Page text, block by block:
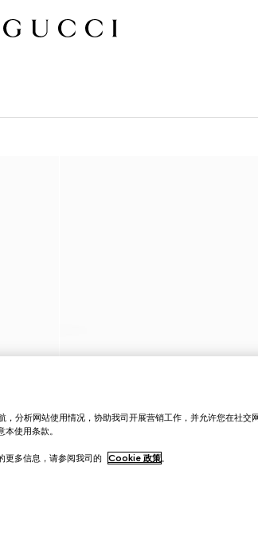
分析网站使用情况，协助我司开展营销工作，并允许您在社交
使用条款。
更多信息，请参阅我司的 Cookie 政策。